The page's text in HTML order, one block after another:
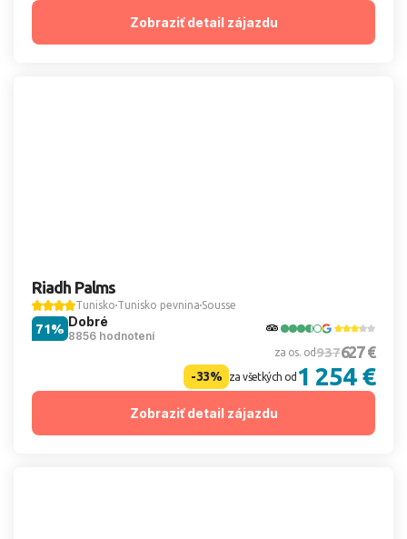
Zobraziť detail zájazdu
Riadh Palms
Tunisko Tunisko pevnina Sousse
Dobré
8856 hodnotení
71%
za os. od937627 €
-33% za všetkých od 1 254 €
Zobraziť detail zájazdu